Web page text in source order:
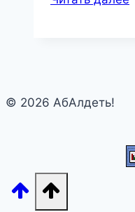
© 2026 АбАлдеть!